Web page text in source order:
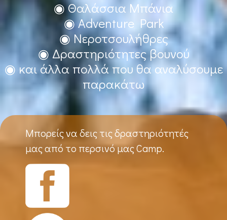
◉ Θαλάσσια Μπάνια
◉ Adventure Park
◉ Νεροτσουλήθρες
◉ Δραστηριότητες βουνού
◉ και άλλα πολλά που θα αναλύσουμε
παρακάτω
Μπορείς να δεις τις δραστηριότητές
μας από το περσινό μας Camp.